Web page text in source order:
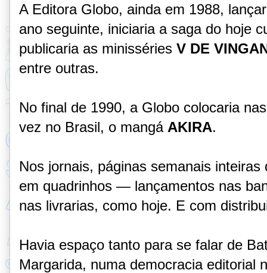
A Editora Globo, ainda em 1988,
ano seguinte, iniciaria a saga do hoje
publicaria as minisséries V DE
entre outras.
No final de 1990, a Globo colocaria
vez no Brasil, o mangá AKIRA.
Nos jornais, páginas semanais
em quadrinhos — lançamentos nas
nas livrarias, como hoje. E com
Havia espaço tanto para se falar de
Margarida, numa democracia editorial